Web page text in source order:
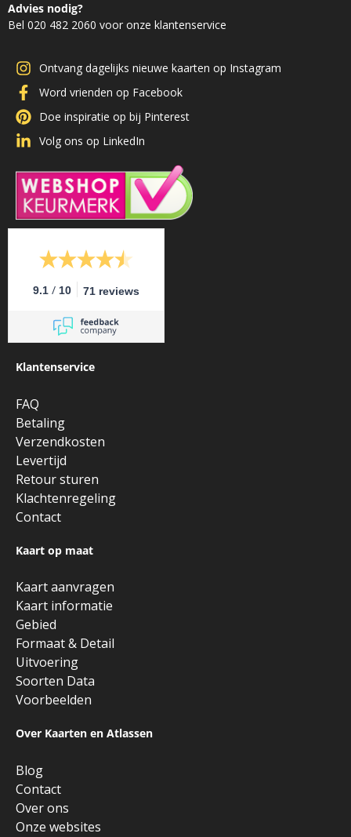
Advies nodig?
Bel 020 482 2060 voor onze klantenservice
Ontvang dagelijks nieuwe kaarten op Instagram
Word vrienden op Facebook
Doe inspiratie op bij Pinterest
Volg ons op LinkedIn
9.1 / 10 71 reviews
Klantenservice
FAQ
Betaling
Verzendkosten
Levertijd
Retour sturen
Klachtenregeling
Contact
Kaart op maat
Kaart aanvragen
Kaart informatie
Gebied
Formaat & Detail
Uitvoering
Soorten Data
Voorbeelden
Over Kaarten en Atlassen
Blog
Contact
Over ons
Onze websites